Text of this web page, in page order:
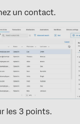
un contact.
les 3 points.